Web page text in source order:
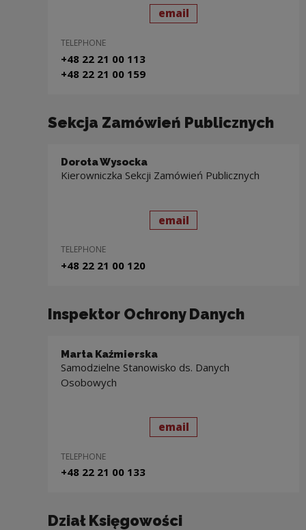
send
emailto: Marlena Chłopik
TELEPHONE
+48 22 21 00 113
+48 22 21 00 159
Sekcja Zamówień Publicznych
Dorota Wysocka
Kierowniczka Sekcji Zamówień Publicznych
send
emailto: Dorota Wysocka
TELEPHONE
+48 22 21 00 120
Inspektor Ochrony Danych
Marta Kaźmierska
Samodzielne Stanowisko ds. Danych
Osobowych
send
emailto: Marta Kaźmierska
TELEPHONE
+48 22 21 00 133
Dział Księgowości